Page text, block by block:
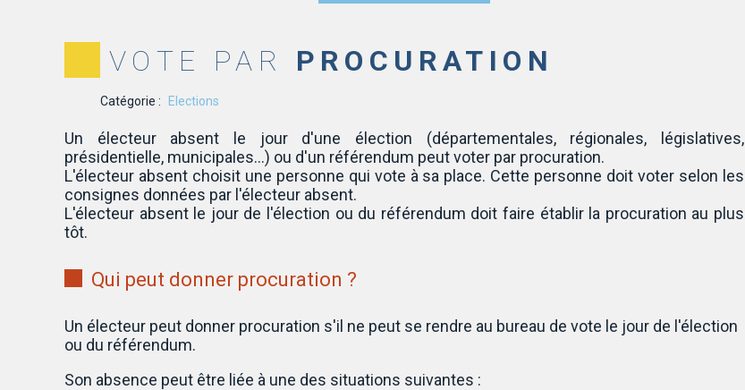
VOTE PAR PROCURATION
Catégorie : Elections
Un électeur absent le jour d'une élection (départementales, régionales, législatives,
présidentielle, municipales...) ou d'un référendum peut voter par procuration.
L'électeur absent choisit une personne qui vote à sa place. Cette personne doit voter selon les
consignes données par l'électeur absent.
L'électeur absent le jour de l'élection ou du référendum doit faire établir la procuration au plus
tôt.
Qui peut donner procuration ?
Un électeur peut donner procuration s'il ne peut se rendre au bureau de vote le jour de l'élection
ou du référendum.
Son absence peut être liée à une des situations suivantes :